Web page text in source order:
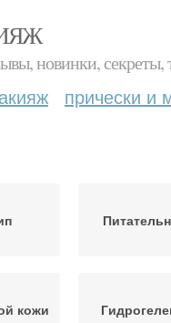
новинки, секреты,
прически и
кожи